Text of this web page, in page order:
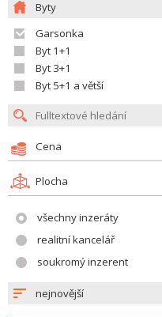
Byty
Garsonka
Byt 1+1
Byt 3+1
Byt 5+1 a větší
Cena
Plocha
všechny inzeráty
realitní kancelář
soukromý inzerent
nejnovější